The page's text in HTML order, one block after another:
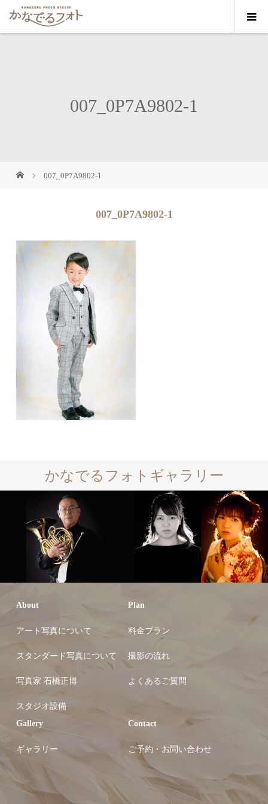
007_0P7A9802-1
007_0P7A9802-1
007_0P7A9802-1
かなでるフォトギャラリー
About
アート写真について
スタンダード写真について
写真家 石橋正博
スタジオ設備
Plan
料金プラン
撮影の流れ
よくあるご質問
Gallery
ギャラリー
Contact
ご予約・お問い合わせ